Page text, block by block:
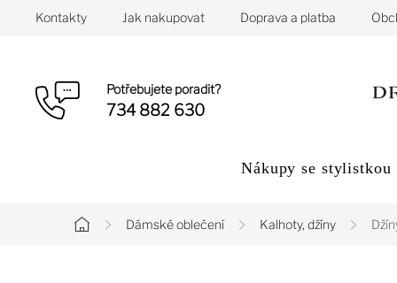
Potřebujete poradit?
734 882 630
Kontakty Jak nakupovat Doprava a platba
Nákupy se stylistkou
Domů
Dámské oblečení Kalhoty, džíny